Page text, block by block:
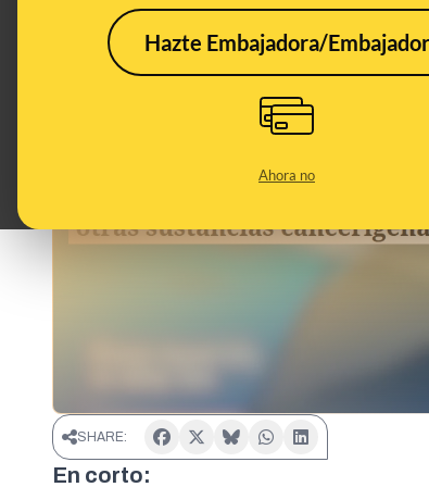
Hazte Embajadora/Embajador
Ahora no
ALERTA
SHARE:
En corto: